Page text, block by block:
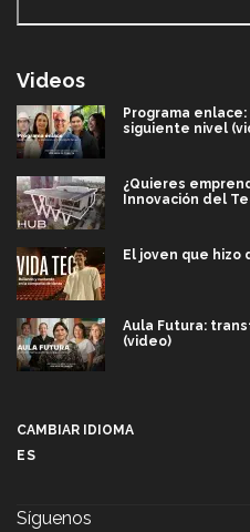
Videos
Programa
siguiente nivel
¿Quieres
Innovación del
El joven que hizo
Aula Futura:
(video)
CAMBIAR IDIOMA
ES
Síguenos